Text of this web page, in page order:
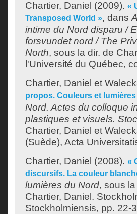
Chartier, Daniel (2009). «
Transposed World », dans
intime du Nord disparu /
forsvundet nord / The
North, sous la dir. de
l'Université du Québec,
Chartier, Daniel et
propos. Couleurs et
Nord. Actes du colloque
plastiques et visuels.
Chartier, Daniel et
(Suède), Acta
Chartier, Daniel (2008). «
discursifs. La couleur
lumières du Nord, sous
Chartier, Daniel .
Stockholmiensis, pp. 22-